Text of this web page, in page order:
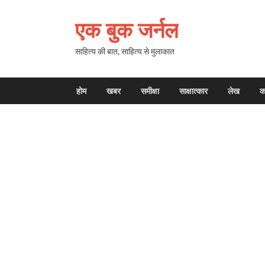
एक बुक जर्नल
साहित्य की बात, साहित्य से मुलाकात
होम खबर समीक्षा साक्षात्कार लेख